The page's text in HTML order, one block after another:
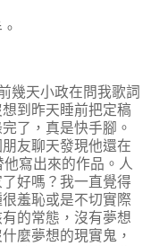
幾天小政在問我歌詞
到昨天睡前把定稿
了，真是快手腳。
友聊天發現他還在
寫出來的作品。人
好嗎？我一直覺得
羞恥或是不切實際
的常態，沒有夢想
麼夢想的現實鬼，